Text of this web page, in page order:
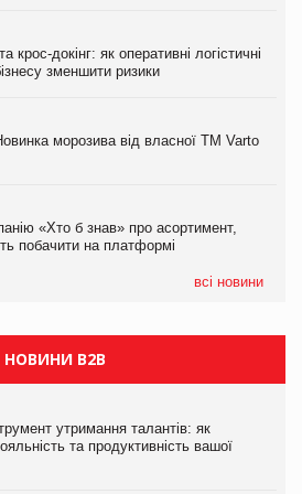
крос-докінг: як оперативні логістичні
зменшити ризики
морозива від власної ТМ Varto
«Хто б знав» про асортимент,
побачити на платформі
всі новини
крос-докінг: як оперативні логістичні
зменшити ризики
морозива від власної ТМ Varto
«Хто б знав» про асортимент,
побачити на платформі
у першому півріччі
на 9%
НОВИНИ B2B
утримання талантів: як
та продуктивність вашої